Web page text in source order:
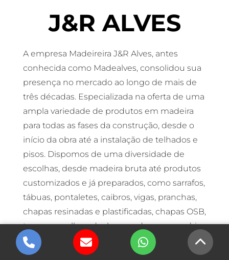
J&R ALVES
A empresa Madeireira J&R Alves, antes
conhecida como Madealves, consolidou sua
presença no mercado ao longo de mais de
três décadas. Especializada na oferta de uma
ampla variedade de produtos em madeira
para todas as fases da construção, desde o
início da obra até a instalação de telhados e
pisos. Dispomos de uma diversidade de
escolhas, desde madeira bruta até produtos
customizados e já preparados, como sarrafos,
tábuas, pontaletes, caibros, vigas, pranchas,
chapas resinadas e plastificadas, chapas OSB,
tacos, assoalhos, decks, escadas e esquadrias
em madeira e alumínio, entre outros.
Nossas madeiras são provenientes de fontes